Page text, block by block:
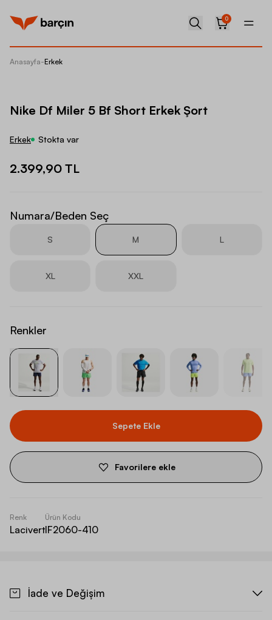
0
Anasayfa-Erkek
Nike Df Miler 5 Bf Short Erkek Şort
Erkek Stokta var
2.399,90 TL
Numara/Beden Seç
S M L
XL XXL
Renkler
Sepete Ekle
Favorilere ekle
Renk
Lacivert
Ürün Kodu
IF2060-410
İade ve Değişim